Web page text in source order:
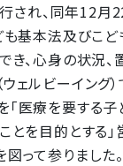
れ、同年12月22
も基本法及びこ
き、心身の状況
ルビーイング
医療を要する子
を目的とする
って参りました